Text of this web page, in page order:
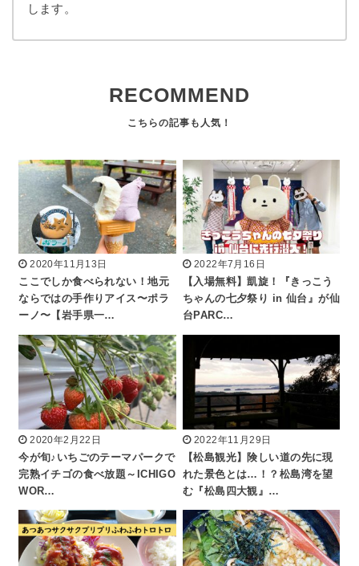
します。
RECOMMEND
2020年11月13日
ここでしか食べられない！地元
ならではの手作りアイス〜ポラ
ーノ〜【岩手県一…
2022年7月16日
【入場無料】凱旋！『きっこう
ちゃんの七夕祭り in 仙台』が仙
台PARC…
2020年2月22日
今が旬♪いちごのテーマパークで
完熟イチゴの食べ放題～ICHIGO
WOR…
2022年11月29日
【松島観光】険しい道の先に現
れた景色とは…！？松島湾を望
む『松島四大観』…